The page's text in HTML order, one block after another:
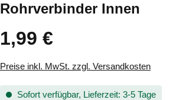
Rohrverbinder Innen
1,99 €
Preise inkl. MwSt. zzgl. Versandkosten
Sofort verfügbar, Lieferzeit: 3-5 Tage